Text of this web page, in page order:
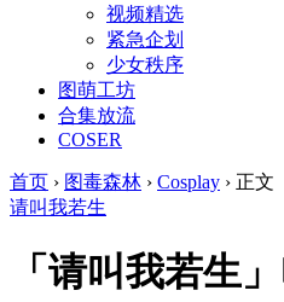
视频精选
紧急企划
少女秩序
图萌工坊
合集放流
COSER
首页 › 图毒森林 › Cosplay › 正文
请叫我若生
「请叫我若生